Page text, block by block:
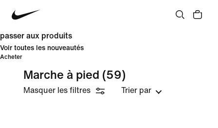
passer aux produits
Voir toutes les nouveautés
Acheter
Marche à pied (59)
Masquer les filtres Trier par